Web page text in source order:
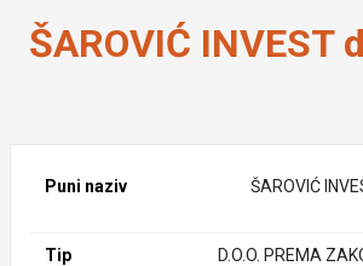
ŠAROVIĆ INVEST
Puni naziv
ŠAROVIĆ
Tip
D.O.O. PREMA